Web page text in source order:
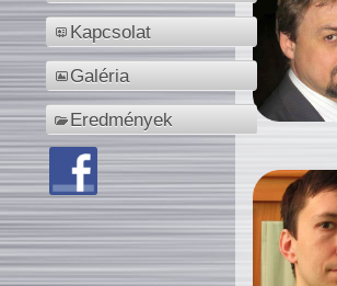
Kapcsolat
Galéria
Eredmények